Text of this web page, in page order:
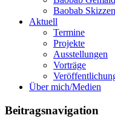
Baobab Skizzen
Aktuell
Termine
Projekte
Ausstellungen
Vorträge
Über mich/Medien
Beitragsnavigation